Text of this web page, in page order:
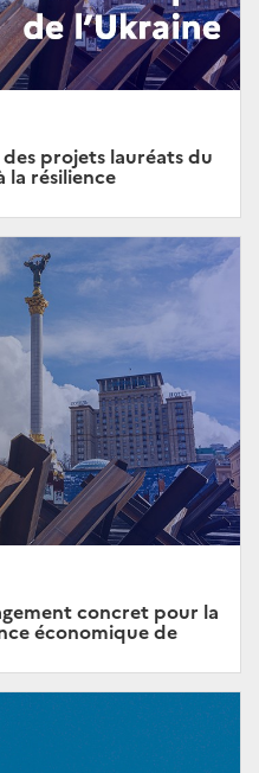
projets lauréats du
la résilience
concret pour la
économique de